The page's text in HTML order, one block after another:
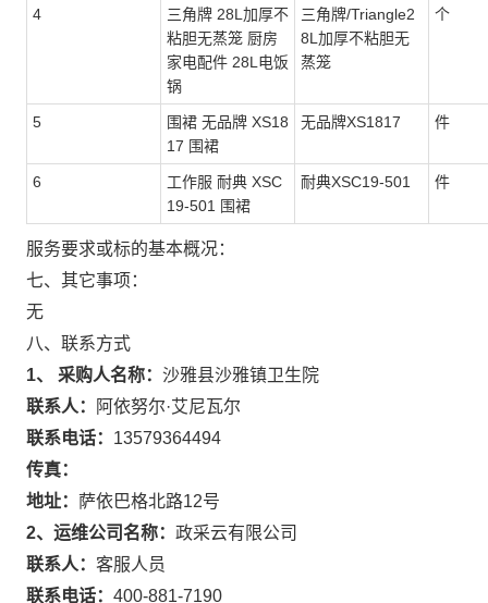
4
三角牌 28L加厚不
粘胆无蒸笼 厨房
家电配件 28L电饭
锅
三角牌/Triangle2
8L加厚不粘胆无
蒸笼
个
5
围裙 无品牌 XS18
17 围裙
无品牌XS1817 件
6
工作服 耐典 XSC
19-501 围裙
耐典XSC19-501 件
服务要求或标的基本概况：
七、其它事项：
无
八、联系方式
1、 采购人名称： 沙雅县沙雅镇卫生院
联系人：
阿依努尔·艾尼瓦尔
联系电话： 13579364494
传真：
地址： 萨依巴格北路12号
2、运维公司名称： 政采云有限公司
联系人： 客服人员
联系电话： 400-881-7190